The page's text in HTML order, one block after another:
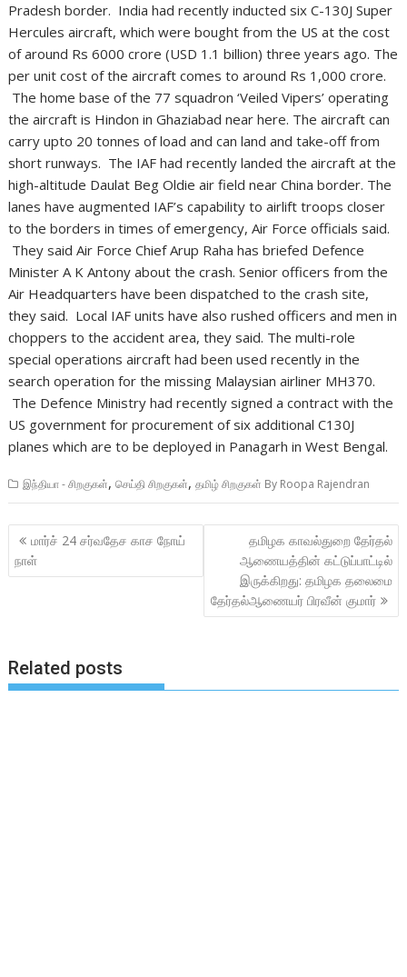
Pradesh border. India had recently inducted six C-130J Super
Hercules aircraft, which were bought from the US at the cost
of around Rs 6000 crore (USD 1.1 billion) three years ago. The
per unit cost of the aircraft comes to around Rs 1,000 crore.
The home base of the 77 squadron ‘Veiled Vipers’ operating
the aircraft is Hindon in Ghaziabad near here. The aircraft can
carry upto 20 tonnes of load and can land and take-off from
short runways. The IAF had recently landed the aircraft at the
high-altitude Daulat Beg Oldie air field near China border. The
lanes have augmented IAF’s capability to airlift troops closer
to the borders in times of emergency, Air Force officials said.
They said Air Force Chief Arup Raha has briefed Defence
Minister A K Antony about the crash. Senior officers from the
Air Headquarters have been dispatched to the crash site,
they said. Local IAF units have also rushed officers and men in
choppers to the accident area, they said. The multi-role
special operations aircraft had been used recently in the
search operation for the missing Malaysian airliner MH370.
The Defence Ministry had recently signed a contract with the
US government for procurement of six additional C130J
planes which are to be deployed in Panagarh in West Bengal.
இந்தியா - சிறகுகள்,செய்தி சிறகுகள்,தமிழ் சிறகுகள் By Roopa Rajendran
Post
navigation
மார்ச் 24 சர்வதேச காச நோய்
நாள்
தமிழக காவல்துறை தேர்தல்
ஆணையத்தின் கட்டுப்பாட்டில்
இருக்கிறது: தமிழக தலைமை
தேர்தல்ஆணையர் பிரவீன் குமார்
Related posts